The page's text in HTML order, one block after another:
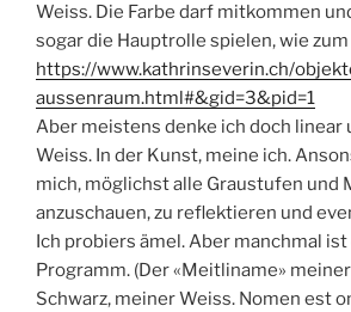
Weiss. Die Farbe darf mitkommen
sogar die Hauptrolle spielen, wie
https://www.kathrinseverin.ch/
aussenraum.html#&gid=3&pid=1
Aber meistens denke ich doch linear
Weiss. In der Kunst, meine ich.
mich, möglichst alle Graustufen und
anzuschauen, zu reflektieren und
Ich probiers ämel. Aber manchmal
Programm. (Der «Meitliname»
Schwarz, meiner Weiss. Nomen est